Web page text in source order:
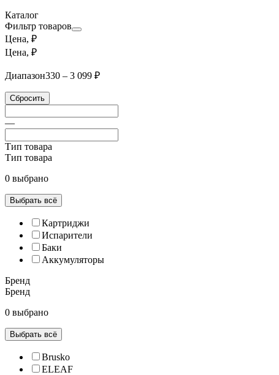
Каталог
Фильтр товаров
Цена, ₽
Цена, ₽
Диапазон330 – 3 099 ₽
Сбросить
—
Тип товара
Тип товара
0 выбрано
Выбрать всё
Картриджи
Испарители
Баки
Аккумуляторы
Бренд
Бренд
0 выбрано
Выбрать всё
Brusko
ELEAF